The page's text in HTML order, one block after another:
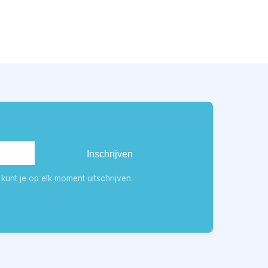
je op elk moment uitschrijven.